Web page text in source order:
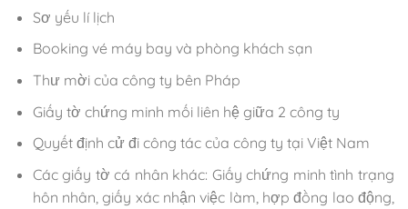
Sơ yếu lí lịch
Booking vé máy bay và phòng khách sạn
Thư mời của công ty bên Pháp
Giấy tờ chứng minh mối liên hệ giữa 2 công ty
Quyết định cử đi công tác của công ty tại Việt Nam
Các giấy tờ cá nhân khác: Giấy chứng minh tình trạng
hôn nhân, giấy xác nhận việc làm, hợp đồng lao động,